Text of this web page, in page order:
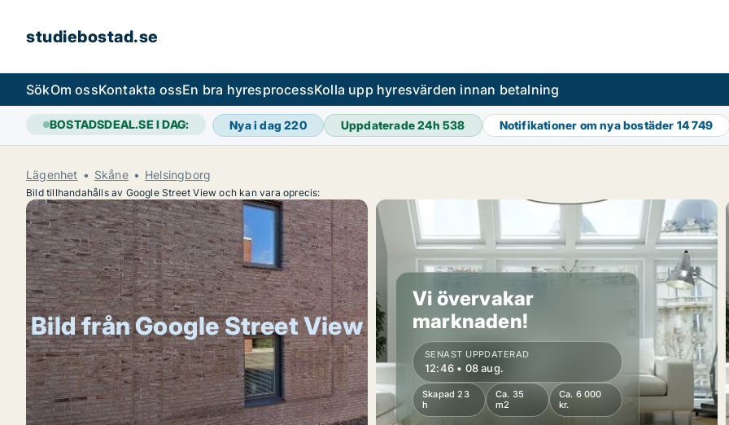
studiebostad.se
SökOm ossKontakta ossEn bra hyresprocessKolla upp hyresvärden innan betalning
BOSTADSDEAL.SE I DAG: Nya i dag220 Uppdaterade 24h538 Notifikationer om nya bostäder 14 749
Lägenhet Skåne Helsingborg
Bild tillhandahålls av Google Street View och kan vara oprecis:
Bild från Google Street View
Vi övervakar
marknaden!
SENAST UPPDATERAD
12:46 • 08 aug.
Skapad 23
h
Ca. 35
m2
Ca. 6 000
kr.